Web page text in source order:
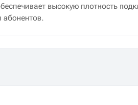
высокую плотность
абонентов.